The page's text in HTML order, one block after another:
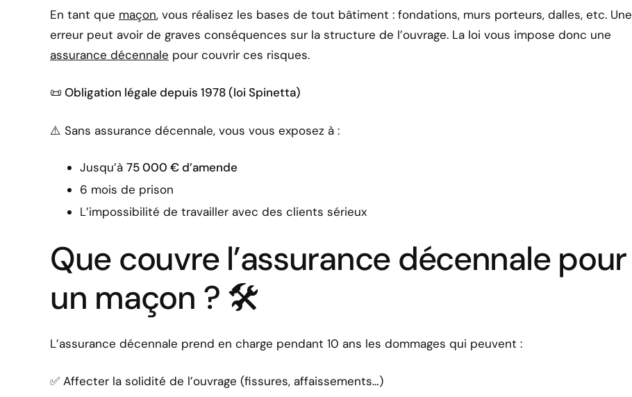
En tant que maçon, vous réalisez les bases de tout bâtiment : fondations, murs porteurs, dalles, etc. Une
erreur peut avoir de graves conséquences sur la structure de l’ouvrage. La loi vous impose donc une
assurance décennale pour couvrir ces risques.
📜 Obligation légale depuis 1978 (loi Spinetta)
⚠️ Sans assurance décennale, vous vous exposez à :
Jusqu’à 75 000 € d’amende
6 mois de prison
L’impossibilité de travailler avec des clients sérieux
Que couvre l’assurance décennale pour
un maçon ? 🛠️
L’assurance décennale prend en charge pendant 10 ans les dommages qui peuvent :
✅ Affecter la solidité de l’ouvrage (fissures, affaissements…)